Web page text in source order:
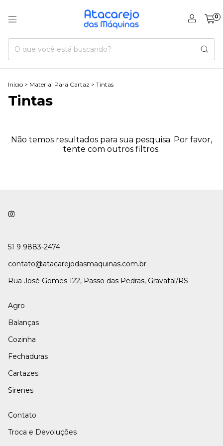
0
Início > Material Para Cartaz > Tintas
Tintas
Não temos resultados para sua pesquisa. Por favor,
tente com outros filtros.
51 9 9883-2474
contato@atacarejodasmaquinas.com.br
Rua José Gomes 122, Passo das Pedras, Gravataí/RS
Agro
Balanças
Cozinha
Fechaduras
Cartazes
Sirenes
Contato
Troca e Devoluções